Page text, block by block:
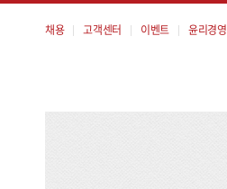
뉴
채용 고객센터 이벤트 윤리경영